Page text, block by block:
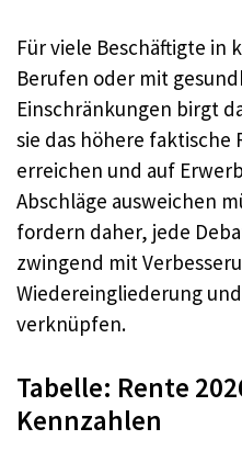
Für viele Beschäftigte in
Berufen oder mit
Einschränkungen birgt
sie das höhere
erreichen und auf
Abschläge ausweichen
fordern daher, jede
zwingend mit
Wiedereingliederung
verknüpfen.
Tabelle: Rente
Kennzahlen